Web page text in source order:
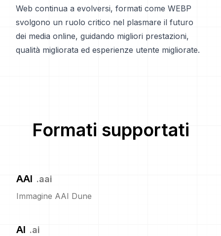
Web continua a evolversi, formati come WEBP
svolgono un ruolo critico nel plasmare il futuro
dei media online, guidando migliori prestazioni,
qualità migliorata ed esperienze utente migliorate.
Formati supportati
AAI .aai
Immagine AAI Dune
AI .ai